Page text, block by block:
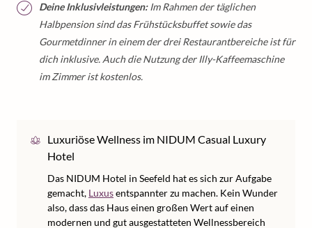
Deine Inklusivleistungen:Im Rahmen der täglichen
Halbpension sind das Frühstücksbuffet sowie das
Gourmetdinner in einem der drei Restaurantbereiche ist für
dich inklusive. Auch die Nutzung der Illy-Kaffeemaschine
im Zimmer ist kostenlos.
Luxuriöse Wellness im NIDUM Casual Luxury
Hotel
Das NIDUM Hotel in Seefeld hat es sich zur Aufgabe
gemacht, Luxusentspannter zu machen. Kein Wunder
also, dass das Haus einen großen Wert auf einen
modernen und gut ausgestatteten Wellnessbereich